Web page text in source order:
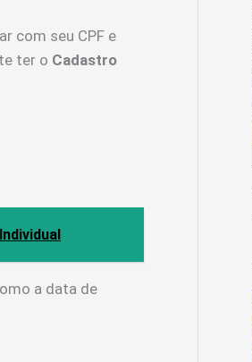
com seu CPF e
ter o Cadastro
a data de